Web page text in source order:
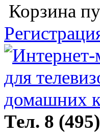
Корзина
Тел. 8